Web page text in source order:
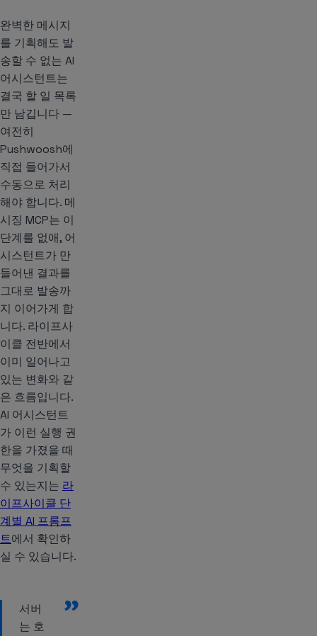
완벽한 메시지
를 기획해도 발
송할 수 없는 AI
어시스턴트는
결국 할 일 목록
만 남깁니다 —
여전히
Pushwoosh에
직접 들어가서
수동으로 처리
해야 합니다. 메
시징 MCP는 이
단계를 없애, 어
시스턴트가 만
들어낸 결과를
그대로 발송까
지 이어가게 합
니다. 라이프사
이클 전반에서
이미 일어나고
있는 변화와 같
은 흐름입니다.
AI 어시스턴트
가 이런 실행 권
한을 가졌을 때
무엇을 기획할
수 있는지는 라
이프사이클 단
계별 AI 프롬프
트에서 확인하
실 수 있습니다.
”
서버
는 호